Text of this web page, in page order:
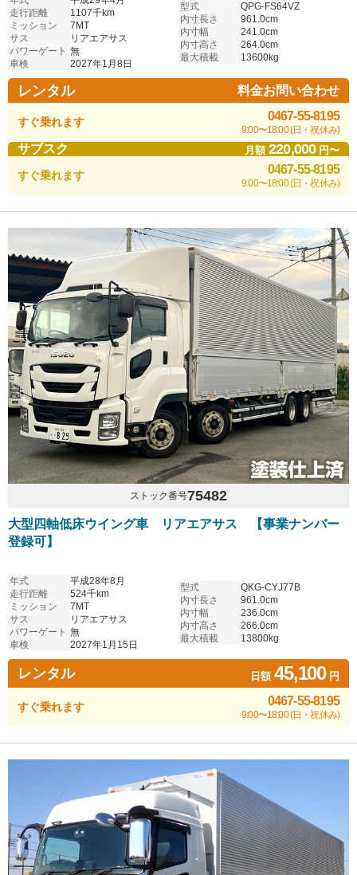
ルミホイール 車検付
走行距離
1107千km
ミッション
7MT
サス
リアエアサス
パワーゲート 無
車検
2027年1月8日
型式
QPG-FS64VZ
内寸長さ
961.0cm
内寸幅
241.0cm
内寸高さ
264.0cm
最大積載
13600kg
レンタル 料金お問い合わせ
すぐ乗れます 0467-55-8195
9:00〜18:00 (日・祝休み)
サブスク 月額220,000円〜
すぐ乗れます 0467-55-8195
9:00〜18:00 (日・祝休み)
ストック番号75482
大型四軸低床ウイング車 リアエアサス 【事業ナンバー
登録可】
年式
平成28年8月
走行距離
524千km
ミッション
7MT
サス
リアエアサス
パワーゲート 無
車検
2027年1月15日
型式
QKG-CYJ77B
内寸長さ
961.0cm
内寸幅
236.0cm
内寸高さ
266.0cm
最大積載
13800kg
レンタル 日額45,100円
すぐ乗れます 0467-55-8195
9:00〜18:00 (日・祝休み)